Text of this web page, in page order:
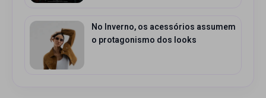
No Inverno, os acessórios assumem
o protagonismo dos looks